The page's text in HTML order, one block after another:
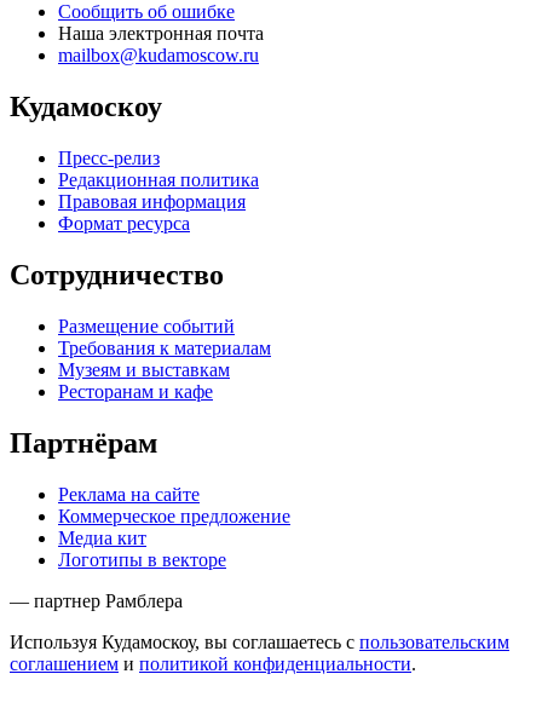
Сообщить об ошибке
Наша электронная почта
mailbox@kudamoscow.ru
Кудамоскоу
Пресс-релиз
Редакционная политика
Правовая информация
Формат ресурса
Сотрудничество
Размещение событий
Требования к материалам
Музеям и выставкам
Ресторанам и кафе
Партнёрам
Реклама на сайте
Коммерческое предложение
Медиа кит
Логотипы в векторе
— партнер Рамблера
Используя Кудамоскоу, вы соглашаетесь с пользовательским
соглашением и политикой конфиденциальности.